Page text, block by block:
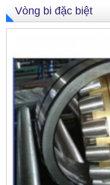
Vòng bi đặc biệt